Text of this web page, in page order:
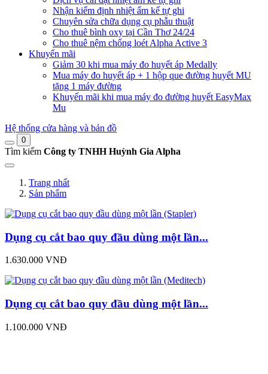
Nhận kiểm định nhiệt ẩm kế tự ghi
Chuyên sửa chữa dụng cụ phẫu thuật
Cho thuê bình oxy tại Cần Thơ 24/24
Cho thuê nệm chống loét Alpha Active 3
Khuyến mãi
Giảm 30 khi mua máy đo huyết áp Medally
Mua máy đo huyết áp + 1 hộp que đường huyết MU
tặng 1 máy đường
Khuyến mãi khi mua máy đo đường huyết EasyMax
Mu
Hệ thống cửa hàng và bản đồ
0
Tìm kiếm Công ty TNHH Huỳnh Gia Alpha
Trang nhất
Sản phẩm
Dụng cụ cắt bao quy đầu dùng một lần...
1.630.000 VNĐ
Dụng cụ cắt bao quy đầu dùng một lần...
1.100.000 VNĐ